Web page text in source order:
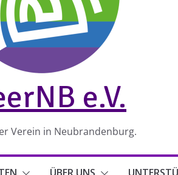
e.V.
Verein in Neubrandenburg.